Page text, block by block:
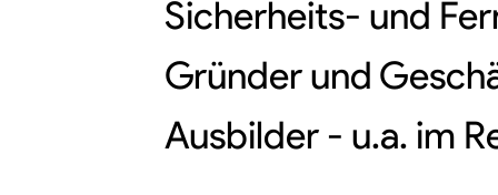
Sicherheits- und
Gründer und
Ausbilder - u.a. im